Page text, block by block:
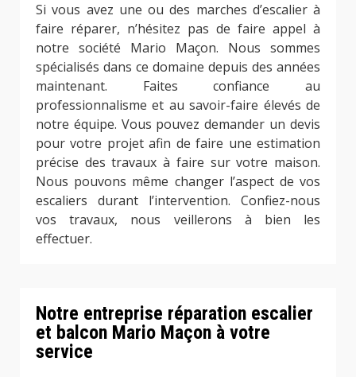
Si vous avez une ou des marches d’escalier à
faire réparer, n’hésitez pas de faire appel à
notre société Mario Maçon. Nous sommes
spécialisés dans ce domaine depuis des années
maintenant. Faites confiance au
professionnalisme et au savoir-faire élevés de
notre équipe. Vous pouvez demander un devis
pour votre projet afin de faire une estimation
précise des travaux à faire sur votre maison.
Nous pouvons même changer l’aspect de vos
escaliers durant l’intervention. Confiez-nous
vos travaux, nous veillerons à bien les
effectuer.
Notre entreprise réparation escalier
et balcon Mario Maçon à votre
service